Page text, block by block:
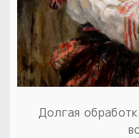
Долгая